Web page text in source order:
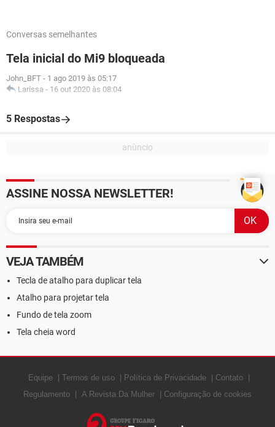
Conversas semelhantes
Tela inicial do Mi9 bloqueada
John_BFT - 1 ago 2019 às 05:17
Larissa - 16 out 2020 às 08:04
5 Respostas
ASSINE NOSSA NEWSLETTER!
VEJA TAMBÉM
Tecla de atalho para duplicar tela
Atalho para projetar tela
Fundo de tela zoom
Tela cheia word
Equipe Termos de uso Política de Privacidade
Contato
Regulamento
A Revista Da Mulher Configuração de cookies